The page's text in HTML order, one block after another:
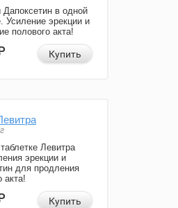
Дапоксетин в одной
Усиление эрекции и
полового акта!
Купить
Левитра
эрекции и
для продления
акта!
Купить